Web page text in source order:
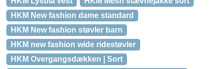
HKM New fashion dame standard
HKM New fashion støvler barn
HKM new fashion wide ridestøvler
HKM Overgangsdækken | Sort